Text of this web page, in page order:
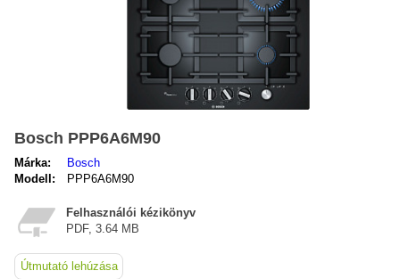
Bosch PPP6A6M90
Márka:
Bosch
Modell:
PPP6A6M90
Felhasználói kézikönyv
PDF, 3.64 MB
Útmutató lehúzása